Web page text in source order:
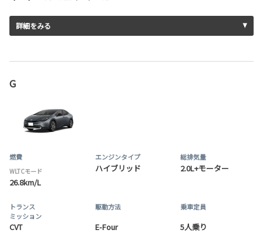
詳細をみる
G
燃費
WLTCモード
26.8km/L
エンジンタイプ
ハイブリッド
総排気量
2.0L+モーター
トランス
ミッション
CVT
駆動方法
E-Four
乗車定員
5人乗り